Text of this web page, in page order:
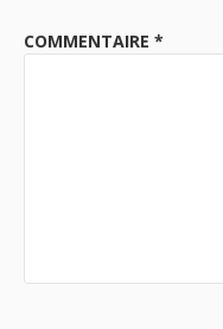
COMMENTAIRE *